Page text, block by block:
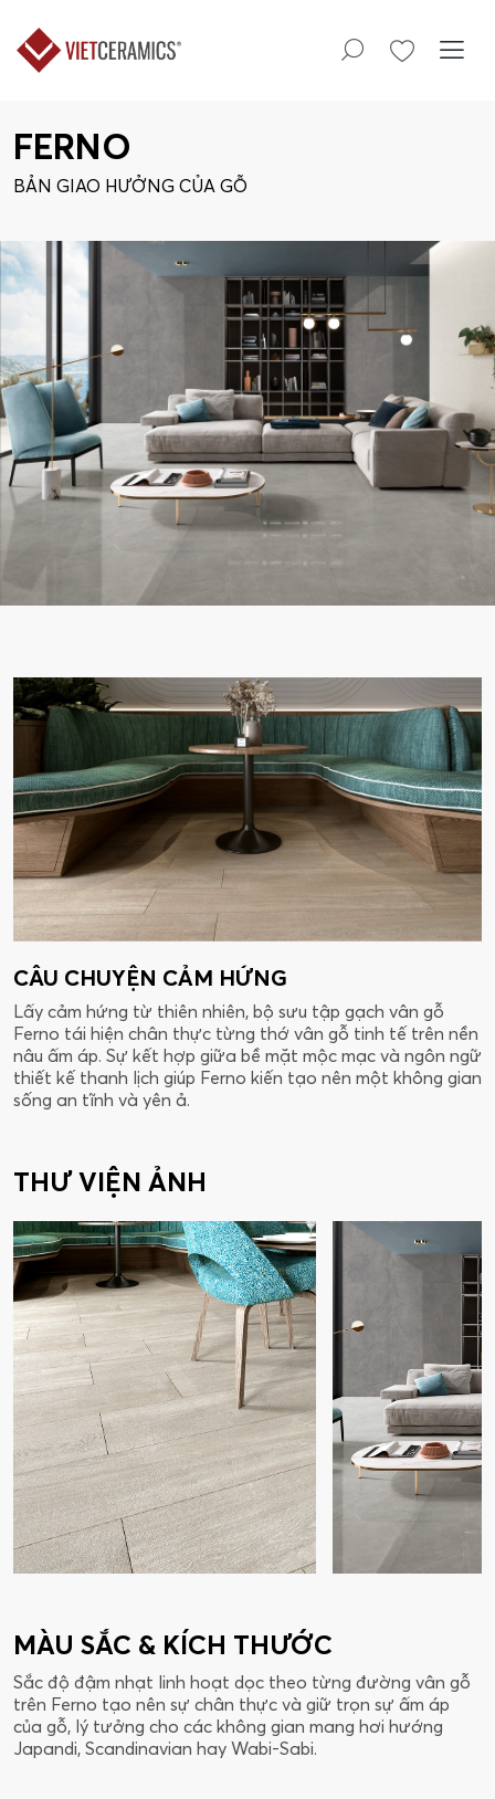
FERNO
BẢN GIAO HƯỞNG CỦA GỖ
CÂU CHUYỆN CẢM HỨNG
Lấy cảm hứng từ thiên nhiên, bộ sưu tập gạch vân gỗ
Ferno tái hiện chân thực từng thớ vân gỗ tinh tế trên nền
nâu ấm áp. Sự kết hợp giữa bề mặt mộc mạc và ngôn ngữ
thiết kế thanh lịch giúp Ferno kiến tạo nên một không gian
sống an tĩnh và yên ả.
THƯ VIỆN ẢNH
MÀU SẮC & KÍCH THƯỚC
Sắc độ đậm nhạt linh hoạt dọc theo từng đường vân gỗ
trên Ferno tạo nên sự chân thực và giữ trọn sự ấm áp
của gỗ, lý tưởng cho các không gian mang hơi hướng
Japandi, Scandinavian hay Wabi-Sabi.